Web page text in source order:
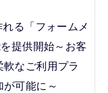
る「フォームメ
提供開始～お客
なご利用プラ
可能に～